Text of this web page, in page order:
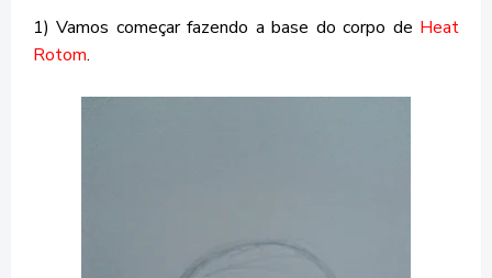
1) Vamos começar fazendo a base do corpo de Heat
Rotom.